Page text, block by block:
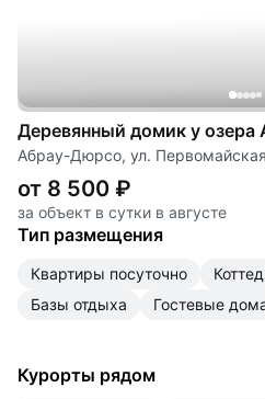
Деревянный домик у озера
Абрау-Дюрсо, ул.
от 8 500 ₽
за объект в сутки в августе
Тип размещения
квартиры посуточно
базы отдыха
гостевые
Курорты рядом